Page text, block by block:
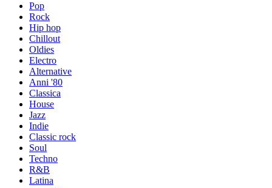
Pop
Rock
Hip hop
Chillout
Oldies
Electro
Alternative
Anni '80
Classica
House
Jazz
Indie
Classic rock
Soul
Techno
R&B
Latina